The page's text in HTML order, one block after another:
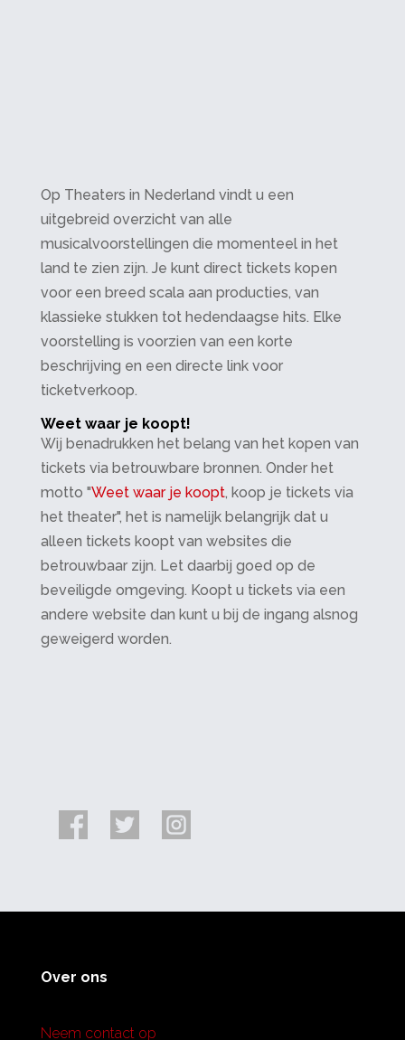
Op Theaters in Nederland vindt u een
uitgebreid overzicht van alle
musicalvoorstellingen die momenteel in het
land te zien zijn. Je kunt direct tickets kopen
voor een breed scala aan producties, van
klassieke stukken tot hedendaagse hits. Elke
voorstelling is voorzien van een korte
beschrijving en een directe link voor
ticketverkoop.
Weet waar je koopt!
Wij benadrukken het belang van het kopen van
tickets via betrouwbare bronnen. Onder het
motto "Weet waar je koopt, koop je tickets via
het theater", het is namelijk belangrijk dat u
alleen tickets koopt van websites die
betrouwbaar zijn. Let daarbij goed op de
beveiligde omgeving. Koopt u tickets via een
andere website dan kunt u bij de ingang alsnog
geweigerd worden.
Over ons
Neem contact op